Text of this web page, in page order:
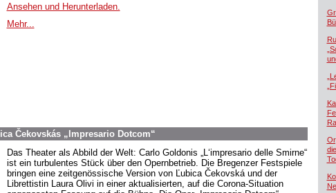
Ansehen und Herunterladen.
Mehr...
Čekovskás „Impresario Dotcom“
Das Theater als Abbild der Welt: Carlo Goldonis „L‘impresario delle Smirne“
ist ein turbulentes Stück über den Opernbetrieb. Die Bregenzer Festspiele
bringen eine zeitgenössische Version von Ľubica Čekovská und der
Librettistin Laura Olivi in einer aktualisierten, auf die Corona-Situation